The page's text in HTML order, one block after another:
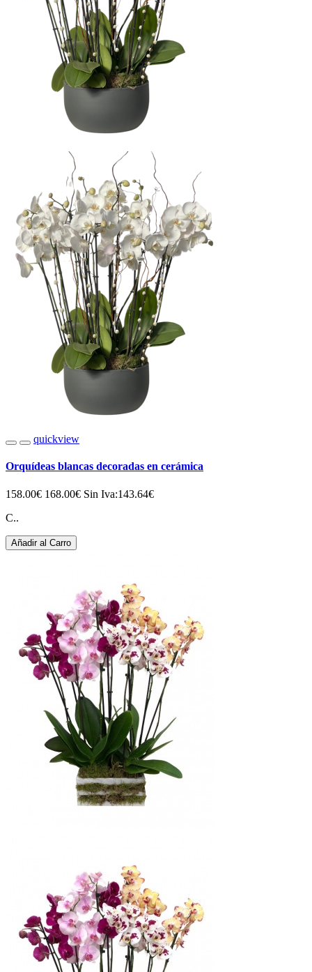
quickview
Orquídeas blancas decoradas en cerámica
158.00€ 168.00€ Sin Iva:143.64€
C..
Añadir al Carro